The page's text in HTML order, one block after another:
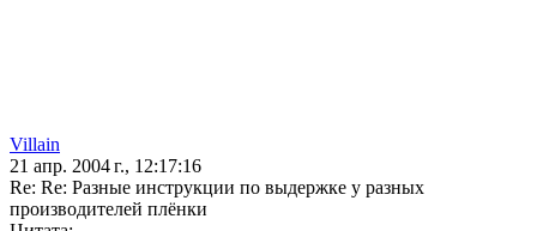
Villain
21 апр. 2004 г., 12:17:16
Re: Re: Разные инструкции по выдержке у разных
производителей плёнки